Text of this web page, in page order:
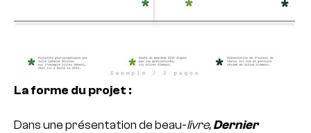
La forme du projet :
Dans une présentation de beau-livre, Dernier